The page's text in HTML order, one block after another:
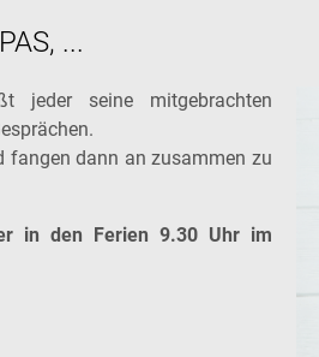
...
jeder seine mitgebrachten
fangen dann an zusammen zu
in den Ferien 9.30 Uhr im